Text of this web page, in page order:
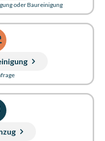
oder Baureinigung